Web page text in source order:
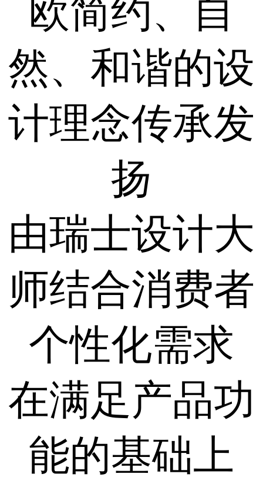
欧简约、自
然、和谐的设
计理念传承发
扬
由瑞士设计大
师结合消费者
个性化需求
在满足产品功
能的基础上